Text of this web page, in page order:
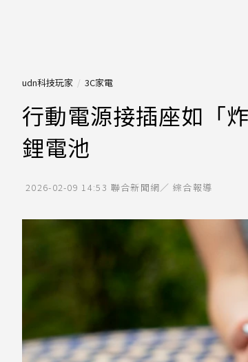
udn科技玩家 3C家電
行動電源接插座如「
鋰電池
2026-02-09 14:53 聯合新聞網／ 綜合報導